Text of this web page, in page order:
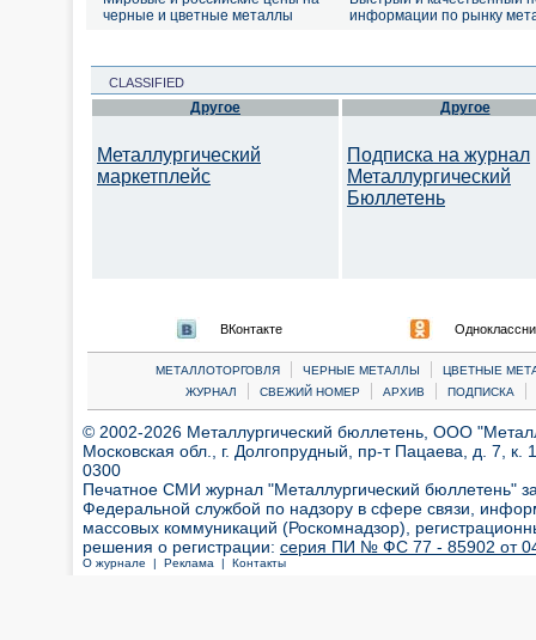
черные и цветные металлы
информации по рынку
CLASSIFIED
Другое
Металлургический
маркетплейс
Другое
Подписка на журнал
Металлургический
Бюллетень
ВКонтакте
МЕТАЛЛОТОРГОВЛЯ | ЧЕРНЫЕ МЕТАЛЛЫ |
ЦВЕТНЫЕ
ЖУРНАЛ
| СВЕЖИЙ НОМЕР | АРХИВ | ПОДПИСКА |
© 2002-2026 Металлургический бюллетень, ООО
Московская обл., г. Долгопрудный, пр-т Пацаева, д. 7,
0300
Печатное СМИ журнал "Металлургический бюллетень"
Федеральной службой по надзору в сфере связи,
массовых коммуникаций (Роскомнадзор),
решения о регистрации: серия ПИ № ФС 77 - 85902 от 04
О журнале | Реклама | Контакты